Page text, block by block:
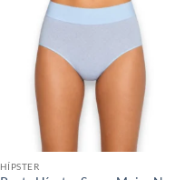
HÍPSTER